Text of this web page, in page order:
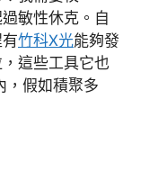
敏性休克。自
竹科X光能夠發
這些工具它也
，假如積聚多